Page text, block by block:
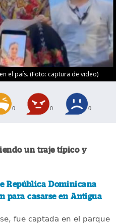
el país. (Foto: captura de video)
0 0 0
un traje típico y
República Dominicana
para casarse en Antigua
fue captada en el parque